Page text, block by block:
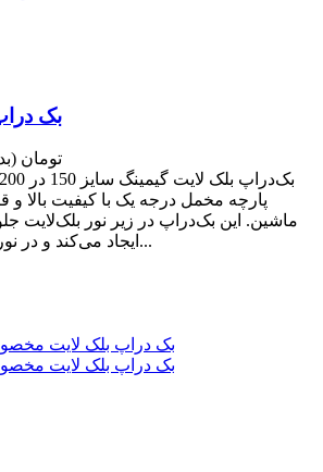
بک
3,000,000 تومان
پارچه مخمل درجه یک با کیفیت بالا
ماشین. این بک‌دراپ در زیر نور بلک‌لایت
ایجاد می‌کند و در نور عادی نیز ظاهری زیبا...